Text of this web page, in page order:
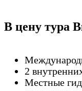
В цену тура
2
Местные